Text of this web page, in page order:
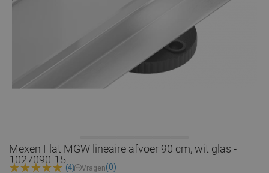
Mexen Flat MGW lineaire afvoer 90 cm, wit glas -
1027090-15
(4) Vragen(0)